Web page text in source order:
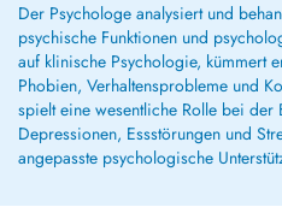
Der Psychologe analysiert und
psychische Funktionen und
auf klinische Psychologie, kümmert
Phobien, Verhaltensprobleme und
spielt eine wesentliche Rolle bei der
Depressionen, Essstörungen und
angepasste psychologische